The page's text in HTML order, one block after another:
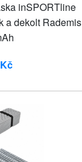
inSPORTline
a dekolt Rademis